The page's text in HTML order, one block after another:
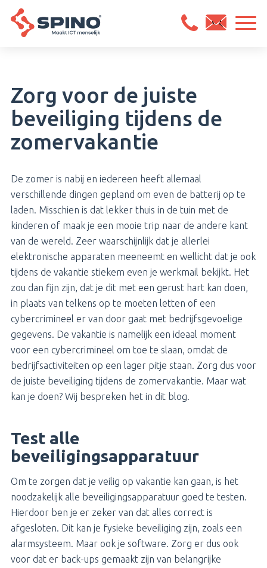
Zorg voor de juiste
beveiliging tijdens de
zomervakantie
De zomer is nabij en iedereen heeft allemaal
verschillende dingen gepland om even de batterij op te
laden. Misschien is dat lekker thuis in de tuin met de
kinderen of maak je een mooie trip naar de andere kant
van de wereld. Zeer waarschijnlijk dat je allerlei
elektronische apparaten meeneemt en wellicht dat je ook
tijdens de vakantie stiekem even je werkmail bekijkt. Het
zou dan fijn zijn, dat je dit met een gerust hart kan doen,
in plaats van telkens op te moeten letten of een
cybercrimineel er van door gaat met bedrijfsgevoelige
gegevens. De vakantie is namelijk een ideaal moment
voor een cybercrimineel om toe te slaan, omdat de
bedrijfsactiviteiten op een lager pitje staan. Zorg dus voor
de juiste beveiliging tijdens de zomervakantie. Maar wat
kan je doen? Wij bespreken het in dit blog.
Test alle
beveiligingsapparatuur
Om te zorgen dat je veilig op vakantie kan gaan, is het
noodzakelijk alle beveiligingsapparatuur goed te testen.
Hierdoor ben je er zeker van dat alles correct is
afgesloten. Dit kan je fysieke beveiliging zijn, zoals een
alarmsysteem. Maar ook je software. Zorg er dus ook
voor dat er back-ups gemaakt zijn van belangrijke